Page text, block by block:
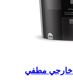
خارجي مطفي